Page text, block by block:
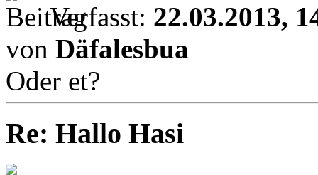
Verfasst: 22.03.2013,
von Däfalesbua
Oder et?
Re: Hallo Hasi